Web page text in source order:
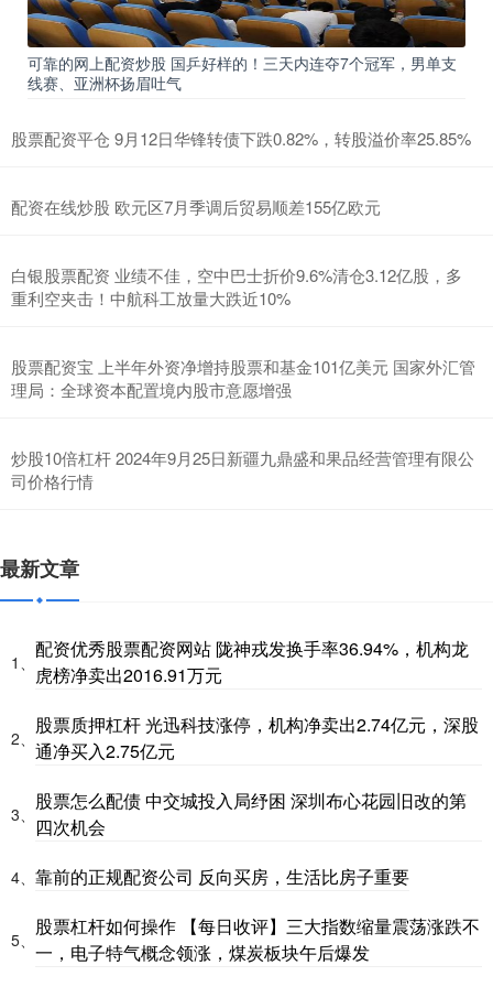
可靠的网上配资炒股 国乒好样的！三天内连夺7个冠军，男单支
线赛、亚洲杯扬眉吐气
股票配资平仓 9月12日华锋转债下跌0.82%，转股溢价率25.85%
配资在线炒股 欧元区7月季调后贸易顺差155亿欧元
白银股票配资 业绩不佳，空中巴士折价9.6%清仓3.12亿股，多
重利空夹击！中航科工放量大跌近10%
股票配资宝 上半年外资净增持股票和基金101亿美元 国家外汇管
理局：全球资本配置境内股市意愿增强
炒股10倍杠杆 2024年9月25日新疆九鼎盛和果品经营管理有限公
司价格行情
最新文章
1、
配资优秀股票配资网站 陇神戎发换手率36.94%，机构龙
虎榜净卖出2016.91万元
2、
股票质押杠杆 光迅科技涨停，机构净卖出2.74亿元，深股
通净买入2.75亿元
3、
股票怎么配债 中交城投入局纾困 深圳布心花园旧改的第
四次机会
4、 靠前的正规配资公司 反向买房，生活比房子重要
5、
股票杠杆如何操作 【每日收评】三大指数缩量震荡涨跌不
一，电子特气概念领涨，煤炭板块午后爆发